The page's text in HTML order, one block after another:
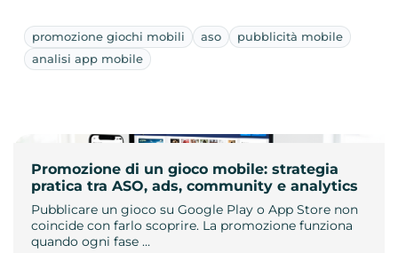
promozione giochi mobili aso
pubblicità mobile
analisi app mobile
Promozione di un gioco mobile: strategia
pratica tra ASO, ads, community e analytics
Pubblicare un gioco su Google Play o App Store non
coincide con farlo scoprire. La promozione funziona
quando ogni fase …